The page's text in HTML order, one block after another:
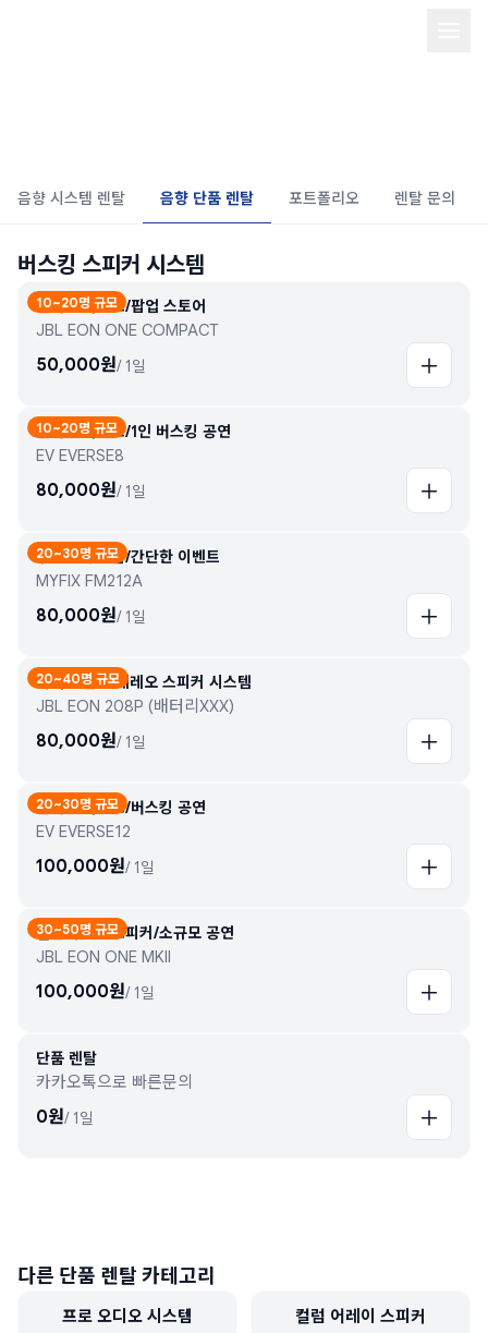
음향 시스템 렌탈 음향 단품 렌탈 포트폴리오 렌탈 문의
버스킹 스피커 시스템
10~20명 규모
컴팩트 사이즈/팝업 스토어
JBL EON ONE COMPACT
50,000원/ 1일
10~20명 규모
컴팩트 사이즈/1인 버스킹 공연
EV EVERSE8
80,000원/ 1일
20~30명 규모
무선 2개 포함/간단한 이벤트
MYFIX FM212A
80,000원/ 1일
20~40명 규모
믹서 포함 스테레오 스피커 시스템
JBL EON 208P (배터리XXX)
80,000원/ 1일
20~30명 규모
컴팩트 사이즈/버스킹 공연
EV EVERSE12
100,000원/ 1일
30~50명 규모
컬럼어레이 스피커/소규모 공연
JBL EON ONE MKII
100,000원/ 1일
단품 렌탈
카카오톡으로 빠른문의
0원/ 1일
다른 단품 렌탈 카테고리
프로 오디오 시스템 컬럼 어레이 스피커